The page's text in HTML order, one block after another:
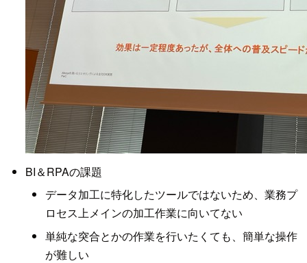
BI＆RPAの課題
データ加工に特化したツールではないため、業務プ
ロセス上メインの加工作業に向いてない
単純な突合とかの作業を行いたくても、簡単な操作
が難しい